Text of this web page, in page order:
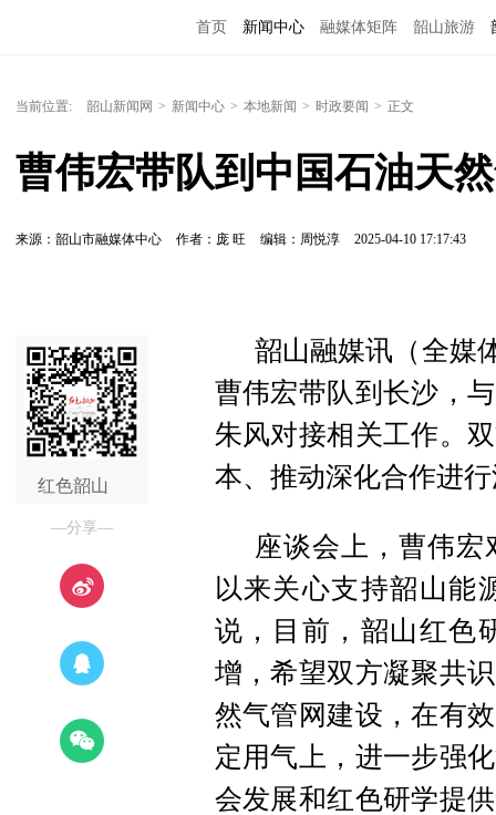
首页 新闻中心 融媒体矩阵 韶山旅游
当前位置: 韶山新闻网 > 新闻中心 > 本地新闻 > 时政要闻 > 正文
曹伟宏带队到中国石油天
来源：韶山市融媒体中心 作者：庞 旺 编辑：周悦淳 2025-04-10 17:17:43
红色韶山
—分享—
韶山融媒讯（全媒
曹伟宏带队到长沙，
朱风对接相关工作。
本、推动深化合作进
座谈会上，曹伟
以来关心支持韶山能
说，目前，韶山红色
增，希望双方凝聚共
然气管网建设，在有
定用气上，进一步强
会发展和红色研学提